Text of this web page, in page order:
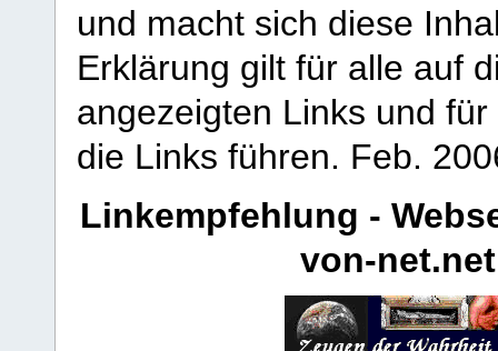
und macht sich diese
Erklärung gilt für alle auf
angezeigten Links und
die Links führen. Feb.
Linkempfehlung -
von-net.net